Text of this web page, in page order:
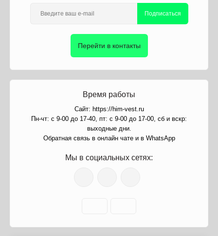
Подписаться
Перейти в контакты
Время работы
Сайт: https://him-vest.ru
Пн-чт: с 9-00 до 17-40, пт: с 9-00 до 17-00, сб и вскр:
выходные дни.
Обратная связь в онлайн чате и в WhatsApp
Мы в социальных сетях: